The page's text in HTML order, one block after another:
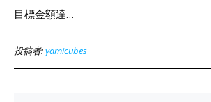
目標金額達…
投稿者:yamicubes